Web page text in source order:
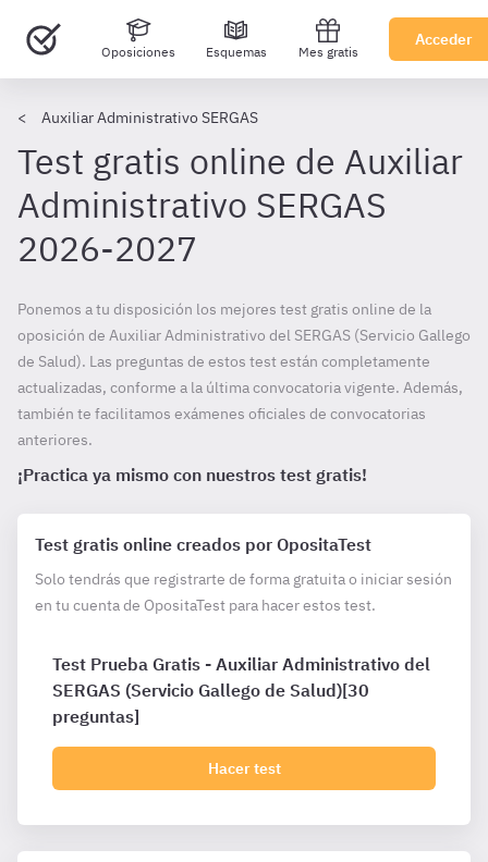
Oposiciones Esquemas Mes gratis
Acceder
Auxiliar Administrativo SERGAS
Test gratis online de Auxiliar
Administrativo SERGAS
2026-2027
Ponemos a tu disposición los mejores test gratis online de la
oposición de Auxiliar Administrativo del SERGAS (Servicio Gallego
de Salud). Las preguntas de estos test están completamente
actualizadas, conforme a la última convocatoria vigente. Además,
también te facilitamos exámenes oficiales de convocatorias
anteriores.
¡Practica ya mismo con nuestros test gratis!
Test gratis online creados por OpositaTest
Solo tendrás que registrarte de forma gratuita o iniciar sesión
en tu cuenta de OpositaTest para hacer estos test.
Test Prueba Gratis - Auxiliar Administrativo del
SERGAS (Servicio Gallego de Salud)[30
preguntas]
Hacer test